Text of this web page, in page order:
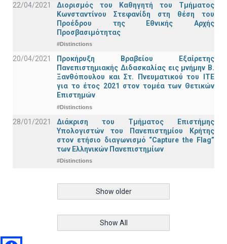
22/04/2021
Διορισμός του Καθηγητή του Τμήματος
Κωνσταντίνου Στεφανίδη στη θέση του
Προέδρου της Εθνικής Αρχής
Προσβασιμότητας
#Distinctions
20/04/2021
Προκήρυξη Βραβείου Εξαίρετης
Πανεπιστημιακής Διδασκαλίας εις μνήμην Β.
Ξανθόπουλου και Στ. Πνευματικού του ΙΤΕ
για το έτος 2021 στον τομέα των Θετικών
Επιστημών
#Distinctions
28/01/2021
Διάκριση του Τμήματος Επιστήμης
Υπολογιστών του Πανεπιστημίου Κρήτης
στον ετήσιο διαγωνισμό “Capture the Flag”
των Ελληνικών Πανεπιστημίων
#Distinctions
Show older
Show All